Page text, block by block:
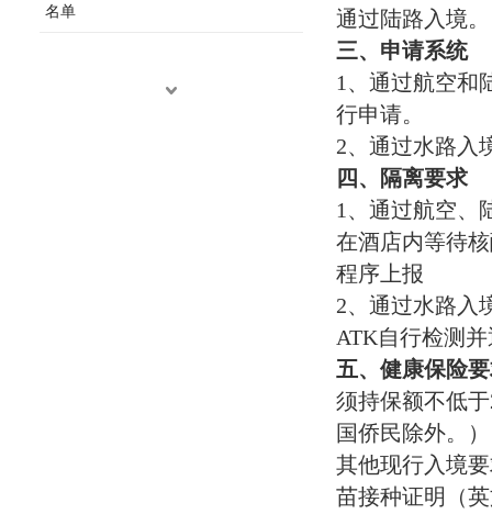
名单
通过陆路入境。
三、申请系统
1、通过航空和
行申请。
2、通过水路入
四、隔离要求
1、通过航空、
在酒店内等待
程序上报
2、通过水路入
ATK自行检测
五、健康保险
须持保额不低
国侨民除外。）
其他现行入境
苗接种证明（